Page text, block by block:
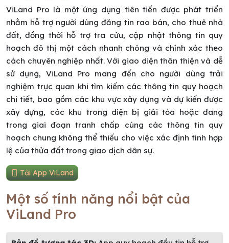
ViLand Pro là một ứng dụng tiên tiến được phát triển
nhằm hỗ trợ người dùng đăng tin rao bán, cho thuê nhà
đất, đồng thời hỗ trợ tra cứu, cập nhật thông tin quy
hoạch đô thị một cách nhanh chóng và chính xác theo
cách chuyên nghiệp nhất. Với giao diện thân thiện và dễ
sử dụng, ViLand Pro mang đến cho người dùng trải
nghiệm trực quan khi tìm kiếm các thông tin quy hoạch
chi tiết, bao gồm các khu vực xây dựng và dự kiến được
xây dựng, các khu trong diện bị giải tỏa hoặc đang
trong giai đoạn tranh chấp cùng các thông tin quy
hoạch chung không thể thiếu cho việc xác định tính hợp
lệ của thửa đất trong giao dịch dân sự.
Tải App ViLand
Một số tính năng nổi bật của
ViLand Pro